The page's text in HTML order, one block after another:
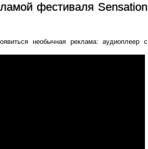
фестиваля Sensation
необычная реклама: аудиоплеер с